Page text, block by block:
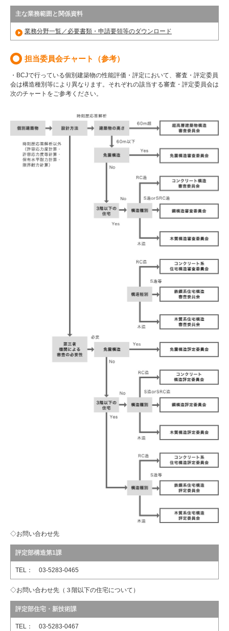
主な業務範囲と関係資料
業務分野一覧／必要書類・申請要領等のダウンロード
担当委員会チャート（参考）
・BCJで行っている個別建築物の性能評価・評定において、審査・評定委員
会は構造種別等により異なります。それぞれの該当する審査・評定委員会は
次のチャートをご参考ください。
◇お問い合わせ先
評定部構造第1課
TEL： 03-5283-0465
◇お問い合わせ先（３階以下の住宅について）
評定部住宅・新技術課
TEL： 03-5283-0467